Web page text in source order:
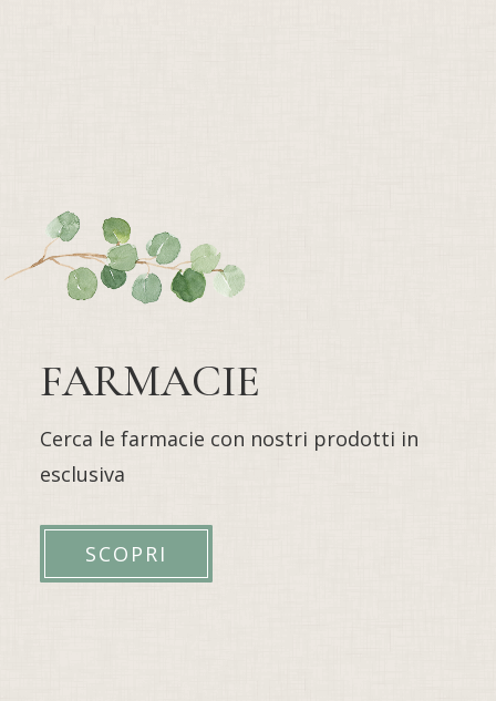
FARMACIE
Cerca le farmacie con nostri prodotti in
esclusiva
SCOPRI